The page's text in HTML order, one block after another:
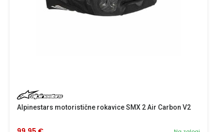
Alpinestars motoristične rokavice SMX 2 Air Carbon V2